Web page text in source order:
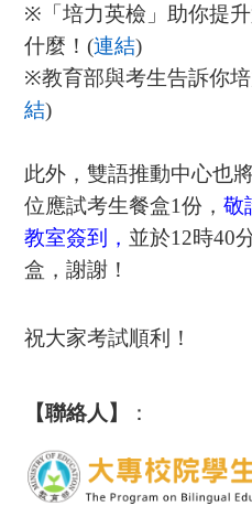
※ 「培力英檢」助你提
什麼！(連結)
※教育部與考生告訴你
結)
此外，雙語推動中心也
位應試考生餐盒1份，敬
教室簽到， 並於12時40
盒，謝謝！
祝大家考試順利！
【聯絡人】 ：